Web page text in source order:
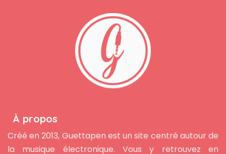
À propos
Créé en 2013, Guettapen est un site centré autour de
la musique électronique. Vous y retrouvez en